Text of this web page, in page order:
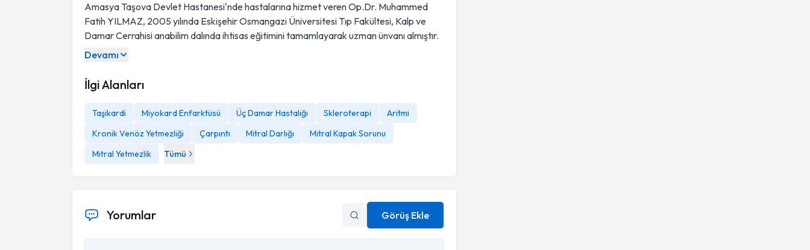
Amasya Taşova Devlet Hastanesi'nde hastalarına hizmet veren Op.Dr. Muhammed
Fatih YILMAZ, 2005 yılında Eskişehir Osmangazi Üniversitesi Tıp Fakültesi, Kalp ve
Damar Cerrahisi anabilim dalında ihtisas eğitimini tamamlayarak uzman ünvanı almıştır.
Devamı
İlgi Alanları
Taşikardi Miyokard Enfarktüsü Üç Damar Hastalığı Skleroterapi
Aritmi
Kronik Venöz Yetmezliği
Çarpıntı Mitral Darlığı
Mitral Kapak Sorunu
Mitral Yetmezlik
Tümü
Yorumlar Görüş Ekle